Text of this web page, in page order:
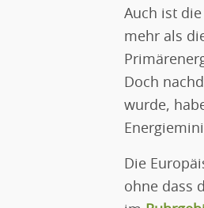
Auch ist
mehr als
Doch
wurde,
Die
ohne dass